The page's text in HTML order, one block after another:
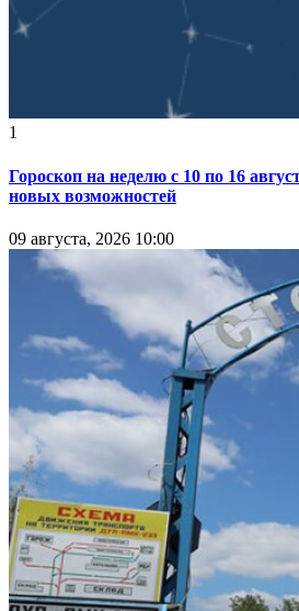
1
Гороскоп на неделю с 10 по 16
новых возможностей
09 августа, 2026 10:00